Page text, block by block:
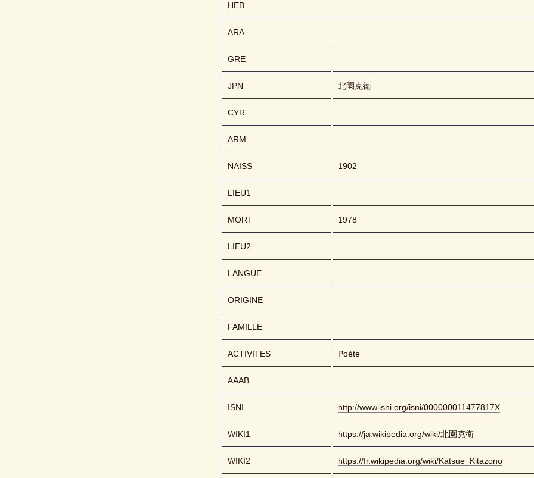
HEB
ARA
GRE
JPN 北園克衛
CYR
ARM
NAISS 1902
LIEU1
MORT 1978
LIEU2
LANGUE
ORIGINE
FAMILLE
ACTIVITES Poète
AAAB
ISNI http://www.isni.org/isni/000000011477817X
WIKI1 https://ja.wikipedia.org/wiki/北園克衛
WIKI2 https://fr.wikipedia.org/wiki/Katsue_Kitazono